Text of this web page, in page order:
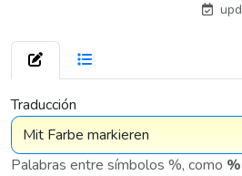
Traducción
Palabras entre símbolos %, como